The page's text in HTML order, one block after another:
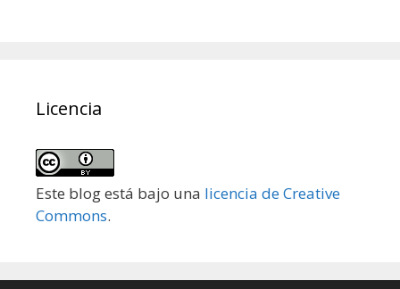
Licencia
Este blog está bajo una licencia de Creative
Commons.